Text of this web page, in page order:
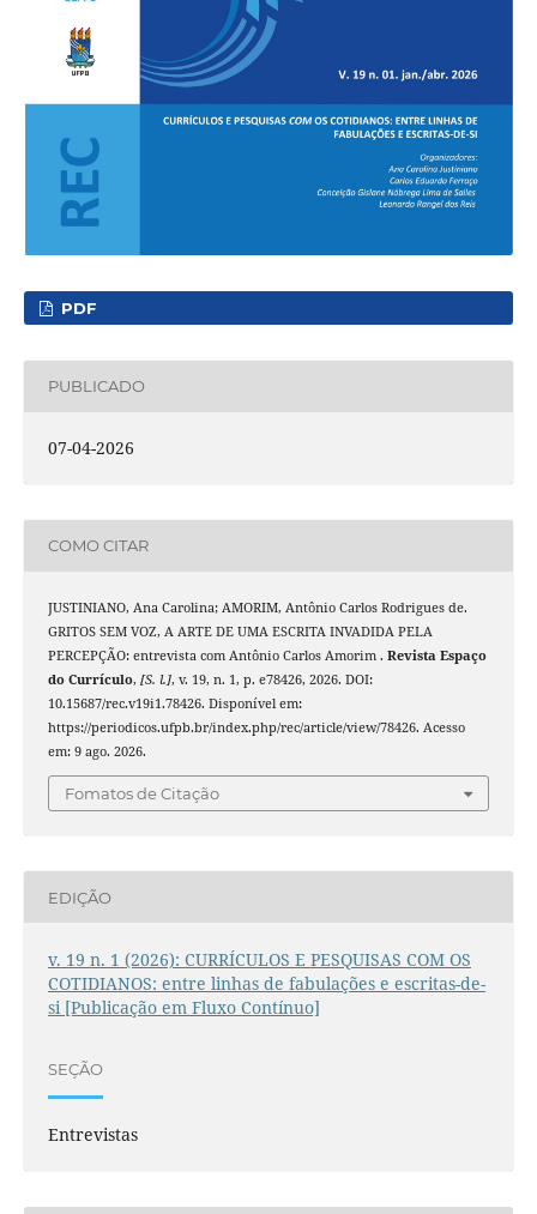
PDF
PUBLICADO
07-04-2026
COMO CITAR
JUSTINIANO, Ana Carolina; AMORIM, Antônio Carlos Rodrigues de.
GRITOS SEM VOZ, A ARTE DE UMA ESCRITA INVADIDA PELA
PERCEPÇÃO: entrevista com Antônio Carlos Amorim . Revista Espaço
do Currículo, [S. l.], v. 19, n. 1, p. e78426, 2026. DOI:
10.15687/rec.v19i1.78426. Disponível em:
https://periodicos.ufpb.br/index.php/rec/article/view/78426. Acesso
em: 9 ago. 2026.
Fomatos de Citação
EDIÇÃO
v. 19 n. 1 (2026): CURRÍCULOS E PESQUISAS COM OS
COTIDIANOS: entre linhas de fabulações e escritas-de-
si [Publicação em Fluxo Contínuo]
SEÇÃO
Entrevistas